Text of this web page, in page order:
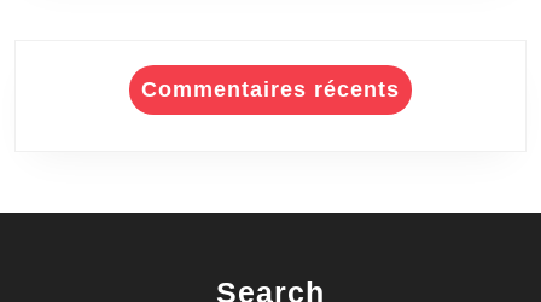
Commentaires récents
Search